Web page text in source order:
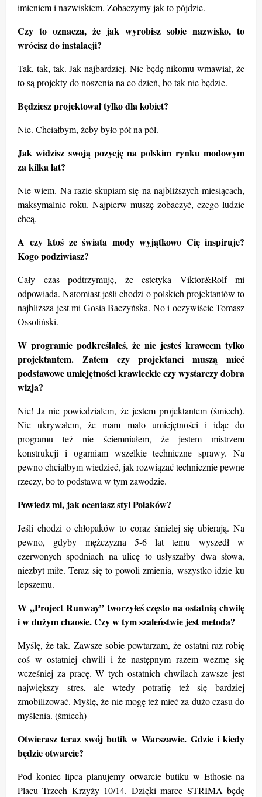
imieniem i nazwiskiem. Zobaczymy jak to pójdzie.
Czy to oznacza, że jak wyrobisz sobie nazwisko, to
wrócisz do instalacji?
Tak, tak, tak. Jak najbardziej. Nie będę nikomu wmawiał, że
to są projekty do noszenia na co dzień, bo tak nie będzie.
Będziesz projektował tylko dla kobiet?
Nie. Chciałbym, żeby było pół na pół.
Jak widzisz swoją pozycję na polskim rynku modowym
za kilka lat?
Nie wiem. Na razie skupiam się na najbliższych miesiącach,
maksymalnie roku. Najpierw muszę zobaczyć, czego ludzie
chcą.
A czy ktoś ze świata mody wyjątkowo Cię inspiruje?
Kogo podziwiasz?
Cały czas podtrzymuję, że estetyka Viktor&Rolf mi
odpowiada. Natomiast jeśli chodzi o polskich projektantów to
najbliższa jest mi Gosia Baczyńska. No i oczywiście Tomasz
Ossoliński.
W programie podkreślałeś, że nie jesteś krawcem tylko
projektantem. Zatem czy projektanci muszą mieć
podstawowe umiejętności krawieckie czy wystarczy dobra
wizja?
Nie! Ja nie powiedziałem, że jestem projektantem (śmiech).
Nie ukrywałem, że mam mało umiejętności i idąc do
programu też nie ściemniałem, że jestem mistrzem
konstrukcji i ogarniam wszelkie techniczne sprawy. Na
pewno chciałbym wiedzieć, jak rozwiązać technicznie pewne
rzeczy, bo to podstawa w tym zawodzie.
Powiedz mi, jak oceniasz styl Polaków?
Jeśli chodzi o chłopaków to coraz śmielej sięubierają. Na
pewno, gdyby mężczyzna 5-6 lat temu wyszedł w
czerwonych spodniach na ulicę to usłyszałby dwa słowa,
niezbyt miłe. Teraz się to powoli zmienia, wszystko idzie ku
lepszemu.
W „Project Runway” tworzyłeś często na ostatnią chwilę
i w dużym chaosie. Czy w tym szaleństwie jest metoda?
Myślę, że tak. Zawsze sobie powtarzam, że ostatni raz robię
coś w ostatniej chwili i że następnym razem wezmę się
wcześniej za pracę. W tych ostatnich chwilach zawsze jest
największy stres, ale wtedy potrafię też się bardziej
zmobilizować. Myślę, że nie mogę też miećza dużo czasu do
myślenia. (śmiech)
Otwierasz teraz swój butik w Warszawie. Gdzie i kiedy
będzie otwarcie?
Pod koniec lipca planujemy otwarcie butiku w Ethosie na
Placu Trzech Krzyży 10/14. Dzięki marce STRIMA będę